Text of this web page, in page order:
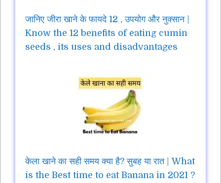
जानिए जीरा खाने के फायदे 12 , उपयोग और नुक्सान |
Know the 12 benefits of eating cumin
seeds , its uses and disadvantages
केला खाने का सही समय क्या है? सुबह या रात | What
is the Best time to eat Banana in 2021 ?